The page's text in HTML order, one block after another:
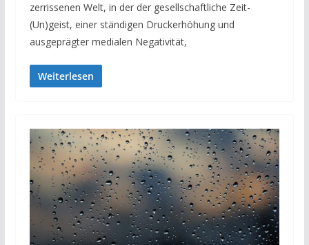
zerrissenen Welt, in der der gesellschaftliche Zeit-
(Un)geist, einer ständigen Druckerhöhung und
ausgeprägter medialen Negativität,
Weiterlesen